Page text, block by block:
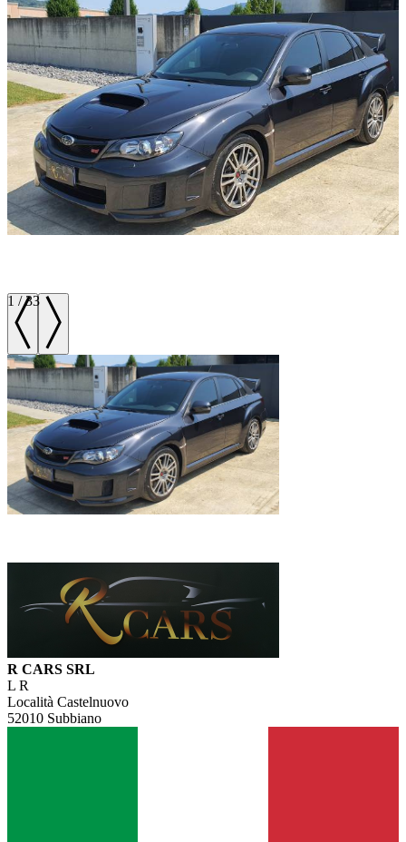
1 /33
R CARS SRL
L R
Località Castelnuovo
52010 Subbiano